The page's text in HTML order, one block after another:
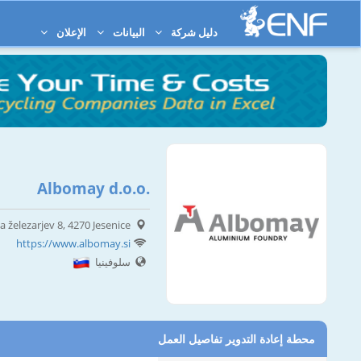
دليل شركة البيانات الإعلان
Albomay d.o.o.
železarjev 8, 4270 Jesenice
https://www.albomay.si
سلوفينيا
محطة إعادة التدوير تفاصيل العمل